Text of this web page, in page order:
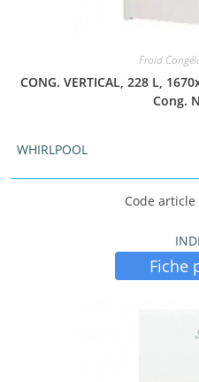
Froid
CONG. VERTICAL, 228 L,
Cong.
WHIRLPOOL
Code article
Fiche